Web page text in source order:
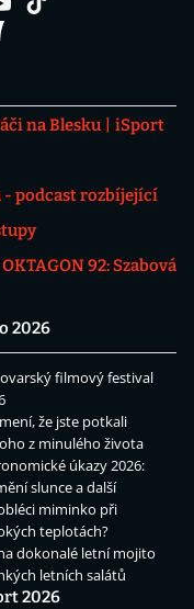
na Blesku
iSport
- podcast rozbíjející
OKTAGON 92: Szabová
2026
filmový festival
že jste potkali
z minulého života
úkazy 2026:
slunce a další
miminko při
teplotách?
dokonalé letní mojito
letních salátů
2026